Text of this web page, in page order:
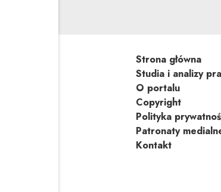
Strona główna
Studia i analizy
O portalu
Copyright
Polityka
Patronaty
Kontakt